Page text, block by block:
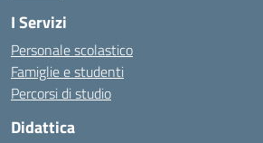
I Servizi
Personale scolastico
Famiglie e studenti
Percorsi di studio
Didattica